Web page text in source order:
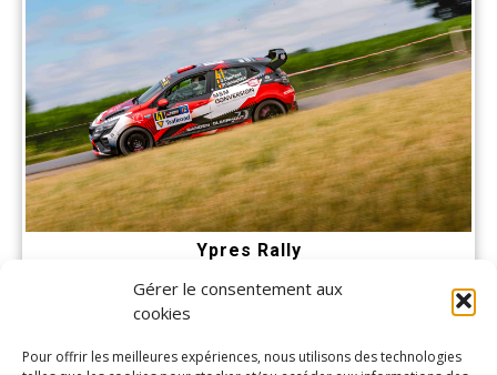
Gérer le consentement aux
cookies
Pour offrir les meilleures expériences, nous utilisons des technologies
Ypres Rally